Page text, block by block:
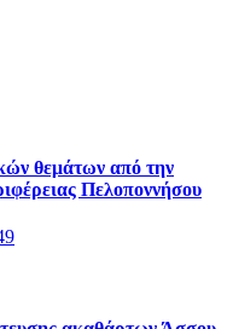
θεμάτων από την
Πελοποννήσου